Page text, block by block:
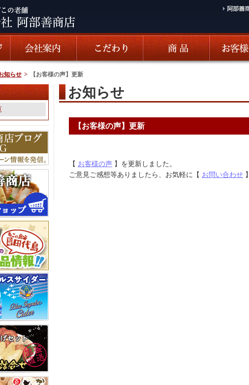
知らせ > 【お客様の声】更新
お知らせ
【お客様の声】更新
【 お客様の声 】を更新しました。
ご意見ご感想等ありましたら、お気軽に【 お問い合わせ